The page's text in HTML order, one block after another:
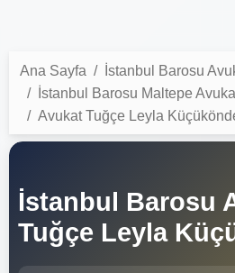
Ana Sayfa
İstanbul Barosu
İstanbul Barosu Maltepe
Avukat Tuğçe Leyla
İstanbul Barosu
Tuğçe Leyla